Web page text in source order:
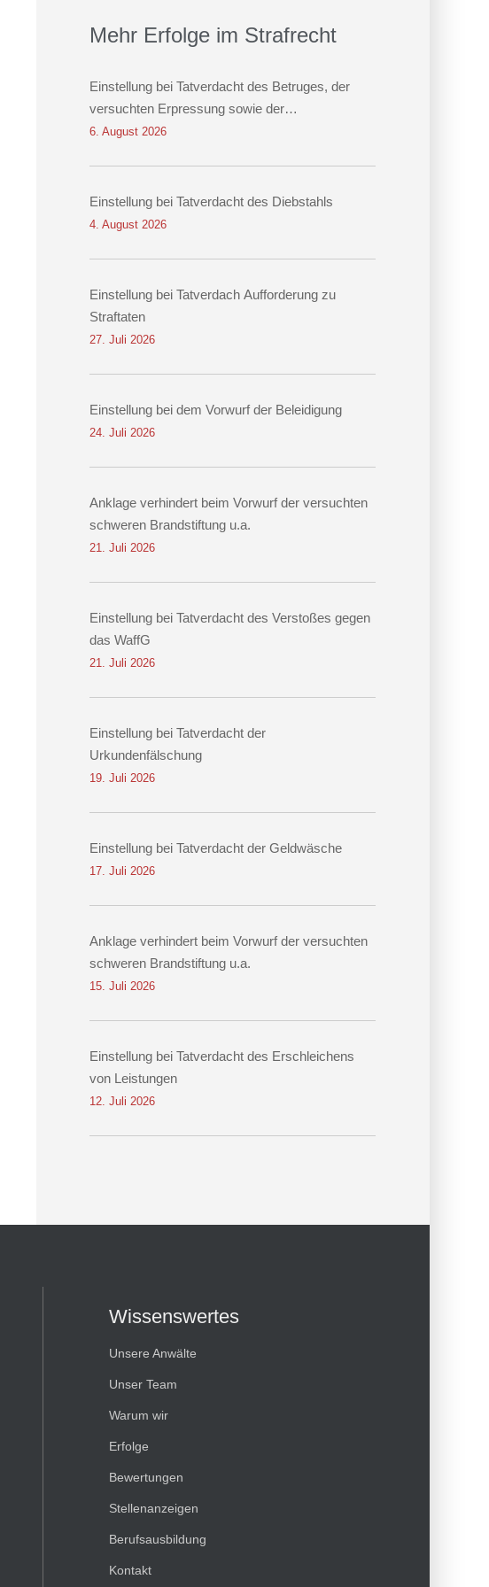
Mehr Erfolge im Strafrecht
Einstellung bei Tatverdacht des Betruges, der
versuchten Erpressung sowie der
Datenveränderung
6. August 2026
Einstellung bei Tatverdacht des Diebstahls
4. August 2026
Einstellung bei Tatverdach Aufforderung zu
Straftaten
27. Juli 2026
Einstellung bei dem Vorwurf der Beleidigung
24. Juli 2026
Anklage verhindert beim Vorwurf der versuchten
schweren Brandstiftung u.a.
21. Juli 2026
Einstellung bei Tatverdacht des Verstoßes gegen
das WaffG
21. Juli 2026
Einstellung bei Tatverdacht der
Urkundenfälschung
19. Juli 2026
Einstellung bei Tatverdacht der Geldwäsche
17. Juli 2026
Anklage verhindert beim Vorwurf der versuchten
schweren Brandstiftung u.a.
15. Juli 2026
Einstellung bei Tatverdacht des Erschleichens
von Leistungen
12. Juli 2026
Wissenswertes
Unsere Anwälte
Unser Team
Warum wir
Erfolge
Bewertungen
Stellenanzeigen
Berufsausbildung
Kontakt